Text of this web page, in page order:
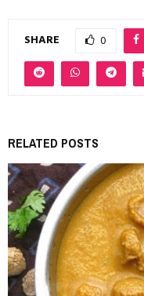
SHARE 0
RELATED POSTS